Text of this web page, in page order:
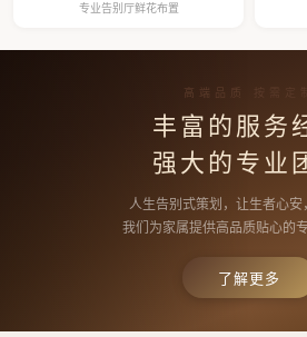
专业告别厅鲜花布置
高端品质 按需定
丰富的服务
强大的专业
人生告别式策划，让生者心安
我们为家属提供高品质贴心的
了解更多